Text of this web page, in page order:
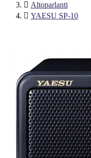
 Altoparlanti
 YAESU SP-10